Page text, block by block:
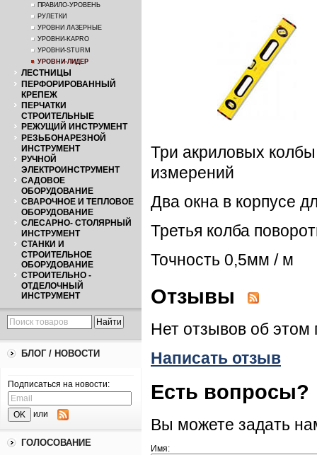
ПРАВИЛО-УРОВЕНЬ
РУЛЕТКИ
УРОВНИ ЛАЗЕРНЫЕ
УРОВНИ-KAPRO
УРОВНИ-STURM
УРОВНИ-ЛИДЕР
ЛЕСТНИЦЫ
ПЕРФОРИРОВАННЫЙ
КРЕПЕЖ
ПЕРЧАТКИ
СТРОИТЕЛЬНЫЕ
РЕЖУЩИЙ ИНСТРУМЕНТ
РЕЗЬБОНАРЕЗНОЙ
ИНСТРУМЕНТ
РУЧНОЙ
ЭЛЕКТРОИНСТРУМЕНТ
САДОВОЕ
ОБОРУДОВАНИЕ
СВАРОЧНОЕ И ТЕПЛОВОЕ
ОБОРУДОВАНИЕ
СЛЕСАРНО- СТОЛЯРНЫЙ
ИНСТРУМЕНТ
СТАНКИ И
СТРОИТЕЛЬНОЕ
ОБОРУДОВАНИЕ
СТРОИТЕЛЬНО -
ОТДЕЛОЧНЫЙ
ИНСТРУМЕНТ
БЛОГ / НОВОСТИ
Подписаться на новости:
или
ГОЛОСОВАНИЕ
Три акриловых
измерений
Два окна в корпусе
Третья колба
Точность 0,5мм / м
Отзывы
Нет отзывов об этом
Написать отзыв
Есть вопросы?
Вы можете задать
Имя: